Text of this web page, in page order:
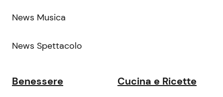
News Musica
News Spettacolo
Benessere Cucina e Ricette